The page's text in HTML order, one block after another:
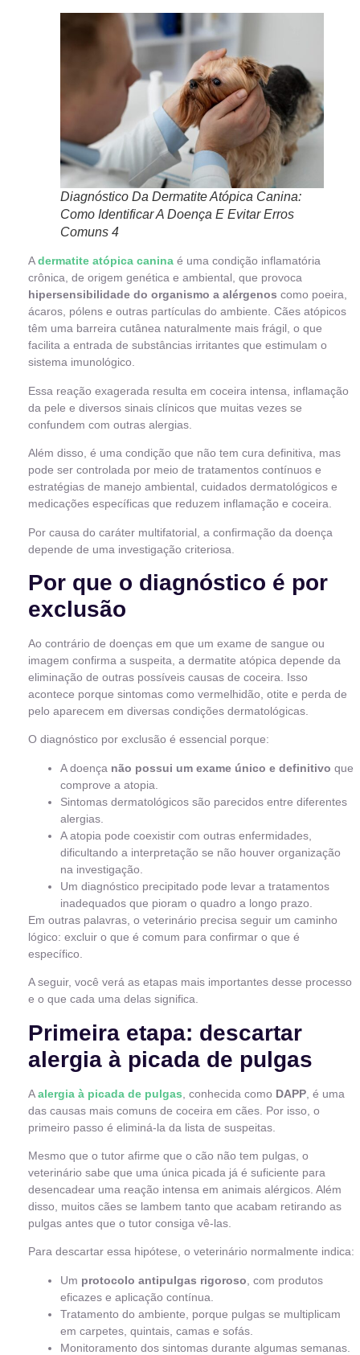
Diagnóstico Da Dermatite Atópica Canina:
Como Identificar A Doença E Evitar Erros
Comuns 4
Adermatite atópica canina é uma condição inflamatória
crônica, de origem genética e ambiental, que provoca
hipersensibilidade do organismo a alérgenos como poeira,
ácaros, pólens e outras partículas do ambiente. Cães atópicos
têm uma barreira cutânea naturalmente mais frágil, o que
facilita a entrada de substâncias irritantes que estimulam o
sistema imunológico.
Essa reação exagerada resulta em coceira intensa, inflamação
da pele e diversos sinais clínicos que muitas vezes se
confundem com outras alergias.
Além disso, é uma condição que não tem cura definitiva, mas
pode ser controlada por meio de tratamentos contínuos e
estratégias de manejo ambiental, cuidados dermatológicos e
medicações específicas que reduzem inflamação e coceira.
Por causa do caráter multifatorial, a confirmação da doença
depende de uma investigação criteriosa.
Por que o diagnóstico é por
exclusão
Ao contrário de doenças em que um exame de sangue ou
imagem confirma a suspeita, a dermatite atópica depende da
eliminação de outras possíveis causas de coceira. Isso
acontece porque sintomas como vermelhidão, otite e perda de
pelo aparecem em diversas condições dermatológicas.
O diagnóstico por exclusão é essencial porque:
A doença não possui um exame único e definitivo que
comprove a atopia.
Sintomas dermatológicos são parecidos entre diferentes
alergias.
A atopia pode coexistir com outras enfermidades,
dificultando a interpretação se não houver organização
na investigação.
Um diagnóstico precipitado pode levar a tratamentos
inadequados que pioram o quadro a longo prazo.
Em outras palavras, o veterinário precisa seguir um caminho
lógico: excluir o que é comum para confirmar o que é
específico.
A seguir, você verá as etapas mais importantes desse processo
e o que cada uma delas significa.
Primeira etapa: descartar
alergia à picada de pulgas
Aalergia à picada de pulgas , conhecida como DAPP , é uma
das causas mais comuns de coceira em cães. Por isso, o
primeiro passo é eliminá-la da lista de suspeitas.
Mesmo que o tutor afirme que o cão não tem pulgas, o
veterinário sabe que uma única picada já é suficiente para
desencadear uma reação intensa em animais alérgicos. Além
disso, muitos cães se lambem tanto que acabam retirando as
pulgas antes que o tutor consiga vê-las.
Para descartar essa hipótese, o veterinário normalmente indica:
Um protocolo antipulgas rigoroso , com produtos
eficazes e aplicação contínua.
Tratamento do ambiente, porque pulgas se multiplicam
em carpetes, quintais, camas e sofás.
Monitoramento dos sintomas durante algumas semanas.